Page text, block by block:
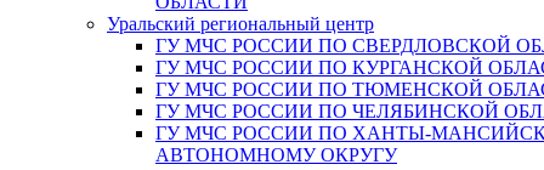
Уральский региональный центр
ГУ МЧС РОССИИ ПО СВЕРДЛОВСКОЙ
ГУ МЧС РОССИИ ПО КУРГАНСКОЙ
ГУ МЧС РОССИИ ПО ТЮМЕНСКОЙ
ГУ МЧС РОССИИ ПО ЧЕЛЯБИНСКОЙ
ГУ МЧС РОССИИ ПО ХАНТЫ-
АВТОНОМНОМУ ОКРУГУ